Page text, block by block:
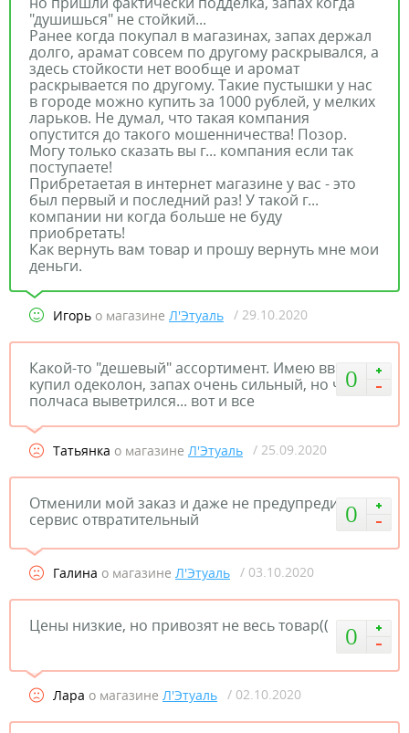
"душишься" не стойкий...
Ранее когда покупал в магазинах, запах держал
долго, арамат совсем по другому раскрывался, а
здесь стойкости нет вообще и аромат
раскрывается по другому. Такие пустышки у нас
в городе можно купить за 1000 рублей, у мелких
ларьков. Не думал, что такая компания
опустится до такого мошенничества! Позор.
Могу только сказать вы г... компания если так
поступаете!
Прибретаетая в интернет магазине у вас - это
был первый и последний раз! У такой г...
компании ни когда больше не буду
приобретать!
Как вернуть вам товар и прошу вернуть мне мои
деньги.
Игорь о магазине Л'Этуаль / 29.10.2020
0
Какой-то "дешевый" ассортимент. Имею ввиду,
купил одеколон, запах очень сильный, но через
полчаса выветрился... вот и все
Татьянка о магазине Л'Этуаль / 25.09.2020
0
Отменили мой заказ и даже не предупредили,
сервис отвратительный
Галина о магазине Л'Этуаль / 03.10.2020
0
Цены низкие, но привозят не весь товар((
Лара о магазине Л'Этуаль / 02.10.2020